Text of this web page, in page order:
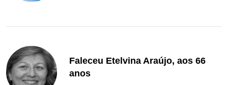
Faleceu Etelvina Araújo, aos 66
anos